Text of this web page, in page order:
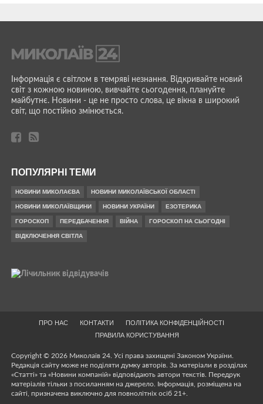
Інформація є світлом в темряві незнання. Відкривайте новий
світ з кожною новиною, вивчайте сьогодення, плануйте
майбутнє. Новини - це не просто слова, це вікна в широкий
світ, що постійно змінюється.
ПОПУЛЯРНІ ТЕМИ
НОВИНИ МИКОЛАЄВА НОВИНИ МИКОЛАЇВСЬКОЇ ОБЛАСТІ
НОВИНИ МИКОЛАЇВЩИНИ НОВИНИ УКРАЇНИ ЕЗОТЕРИКА
ГОРОСКОП ПЕРЕДБАЧЕННЯ ВІЙНА ГОРОСКОП НА СЬОГОДНІ
ВІДКЛЮЧЕННЯ СВІТЛА
ПРО НАС КОНТАКТИ
ПОЛІТИКА КОНФІДЕНЦІЙНОСТІ
ПРАВИЛА КОРИСТУВАННЯ
Copyright © 2026 Миколаїв 24. Усі права захищені Законом України.
Редакція сайту може не поділяти думку авторів. За матеріали в розділах
«Статті» та «Новини компаній» відповідають автори текстів. Передрук
матеріалів тільки з посиланням на джерело. Інформація, розміщена на
сайті, призначена виключно для повнолітніх осіб 21+.